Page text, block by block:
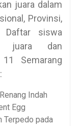
juara dalam
Provinsi,
Daftar siswa
juara dan
Semarang
Indah
Egg
Terpedo pada